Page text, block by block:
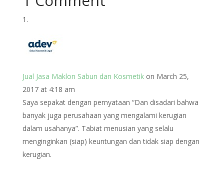
Jual Jasa Maklon Sabun dan Kosmetik on March 25,
2017 at 4:18 am
Saya sepakat dengan pernyataan “Dan disadari bahwa
banyak juga perusahaan yang mengalami kerugian
dalam usahanya”. Tabiat menusian yang selalu
menginginkan (siap) keuntungan dan tidak siap dengan
kerugian.